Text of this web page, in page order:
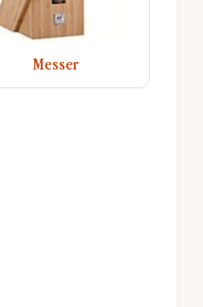
Messer